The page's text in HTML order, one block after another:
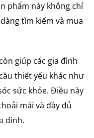
phẩm này không chỉ
tìm kiếm và mua
giúp các gia đình
thiết yếu khác như
sức khỏe. Điều này
mái và đầy đủ
đình.